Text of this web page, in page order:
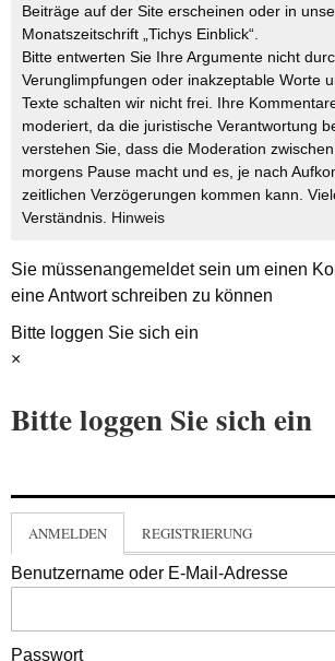
Beiträge auf der Site erscheinen oder in
Monatszeitschrift „Tichys Einblick“.
Bitte entwerten Sie Ihre Argumente nicht
Verunglimpfungen oder inakzeptable Worte
Texte schalten wir nicht frei. Ihre
moderiert, da die juristische Verantwortung
verstehen Sie, dass die Moderation
morgens Pause macht und es, je nach
zeitlichen Verzögerungen kommen kann.
Verständnis. Hinweis
Sie müssenangemeldetsein um einen
eine Antwort schreiben zu können
Bitte loggen Sie sich ein
×
Bitte loggen Sie sich ein
ANMELDEN REGISTRIERUNG
Benutzername oder E-Mail-Adresse
Passwort